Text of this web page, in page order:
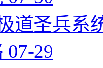
道圣兵系
07-29